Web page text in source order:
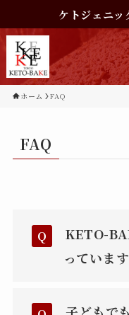
ケトジェニッ
ホーム FAQ
FAQ
Q
KETO-
っていま